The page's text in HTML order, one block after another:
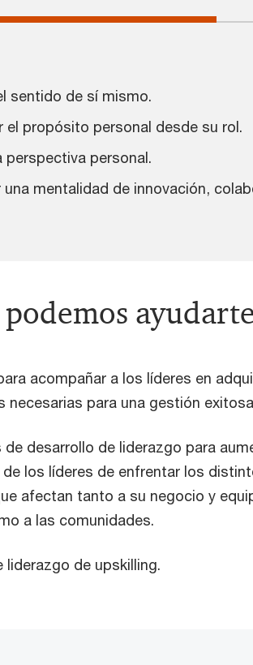
sentido de sí mismo.
el propósito personal desde su rol.
perspectiva personal.
una mentalidad de innovación,
acompañar a los líderes en
necesarias para una gestión
de desarrollo de liderazgo para
los líderes de enfrentar los
afectan tanto a su negocio y
a las comunidades.
liderazgo de upskilling.